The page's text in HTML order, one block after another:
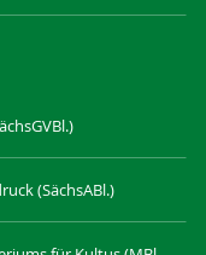
(SächsABl.)